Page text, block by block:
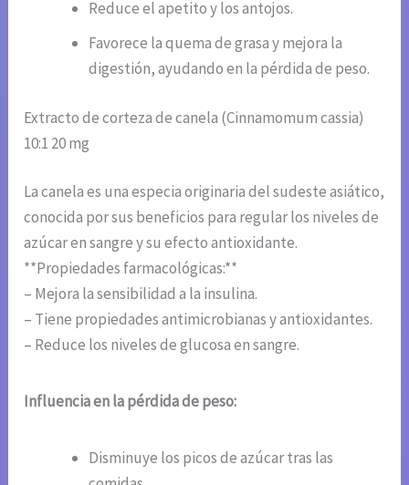
Reduce el apetito y los antojos.
Favorece la quema de grasa y mejora la
digestión, ayudando en la pérdida de peso.
Extracto de corteza de canela (Cinnamomum cassia)
10:1 20 mg
La canela es una especia originaria del sudeste asiático,
conocida por sus beneficios para regular los niveles de
azúcar en sangre y su efecto antioxidante.
**Propiedades farmacológicas:**
– Mejora la sensibilidad a la insulina.
– Tiene propiedades antimicrobianas y antioxidantes.
– Reduce los niveles de glucosa en sangre.
Influencia en la pérdida de peso:
Disminuye los picos de azúcar tras las